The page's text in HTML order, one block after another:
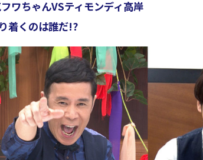
ワちゃんVSティモンディ高岸
着くのは誰だ!?